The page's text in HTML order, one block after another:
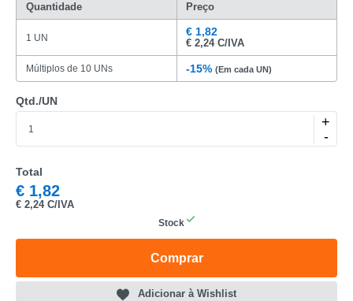
Quantidade Preço
1 UN € 1,82
€ 2,24 C/IVA
Múltiplos de 10 UNs -15% (Em cada UN)
Qtd./UN
+
-
Total
€ 1,82
€ 2,24 C/IVA
Stock
Comprar
Adicionar à Wishlist
EAN
MARCA
MODELO